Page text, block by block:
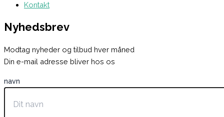
Kontakt
Nyhedsbrev
Modtag nyheder og tilbud hver måned
Din e-mail adresse bliver hos os
navn